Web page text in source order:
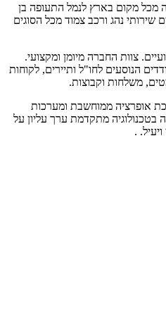
מכל מקום בארץ לנמל התעופה בן
שירותי נהג ורכב צמוד מכל הסוגים
צוות החברה מיומן ומקצועי.
הנוסעים לחו"ל ותיירים, לקוחות
משלחות וקבוצות.
אופרציה ממוחשבת ומערכות
בטכנולוגיה מתקדמת ערך עליון על
.